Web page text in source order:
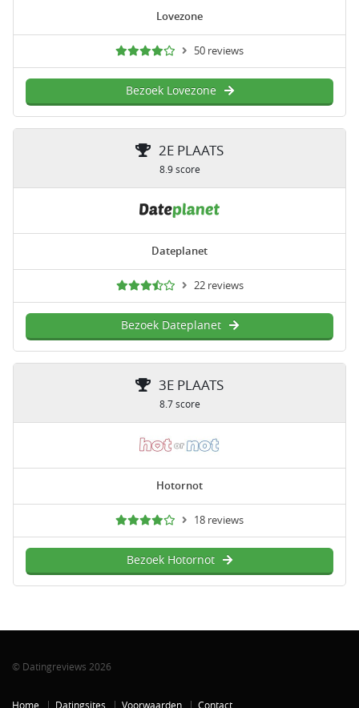
Lovezone
50 reviews
Bezoek Lovezone
2E PLAATS
8.9 score
Dateplanet
22 reviews
Bezoek Dateplanet
3E PLAATS
8.7 score
Hotornot
18 reviews
Bezoek Hotornot
© Datingreviews 2026
Home Datingsites Voorwaarden Contact